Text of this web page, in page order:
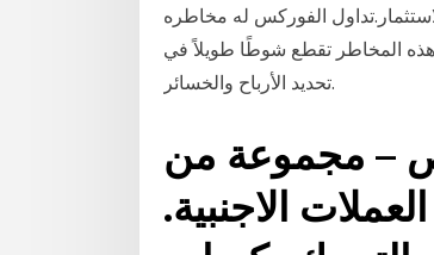
الفوركس له مخاطره
هذه المخاطر تقطع شوطًا طويلاً في
تحديد الأرباح والخسائر.
– مجموعة من
الاجنبية.